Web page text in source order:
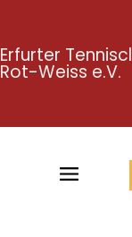
Erfurter
Rot-Weiss e.V.